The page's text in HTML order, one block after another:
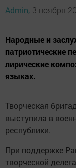
Admin, 3 ноября
Народные и
патриотические
лирические
языках.
Творческая
выступила в
республики.
При поддержке
творческой